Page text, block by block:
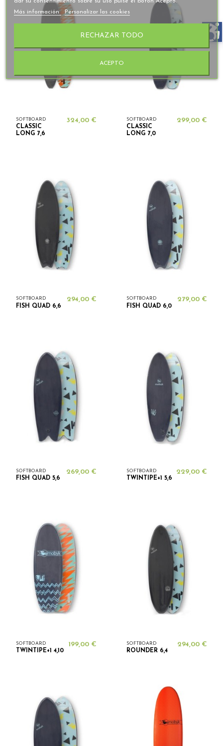
SOFTBOARD
CLASSIC
LONG 7,6
324,00 € SOFTBOARD
CLASSIC
LONG 7,0
299,00 €
SOFTBOARD
FISH QUAD 6,6
294,00 € SOFTBOARD
FISH QUAD 6,0
279,00 €
SOFTBOARD
FISH QUAD 5,6
269,00 € SOFTBOARD
TWINTIPE+1 5,6
229,00 €
SOFTBOARD
TWINTIPE+1 4,10
199,00 € SOFTBOARD
ROUNDER 6,4
294,00 €
Más información Personalizar las cookies
RECHAZAR TODO
ACEPTO